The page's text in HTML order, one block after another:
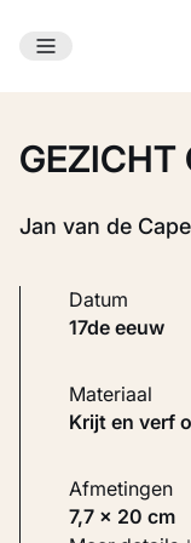
Ga naar
GEZICHT
Jan van de
Datum
17de eeuw
Materiaal
Krijt en verf
Afmetingen
7,7 × 20 cm